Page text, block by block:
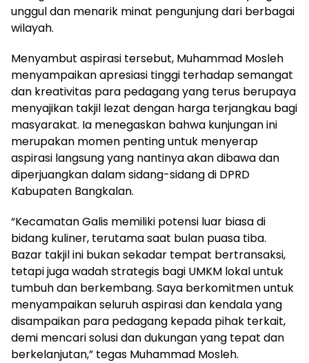
unggul dan menarik minat pengunjung dari berbagai
wilayah.
Menyambut aspirasi tersebut, Muhammad Mosleh
menyampaikan apresiasi tinggi terhadap semangat
dan kreativitas para pedagang yang terus berupaya
menyajikan takjil lezat dengan harga terjangkau bagi
masyarakat. Ia menegaskan bahwa kunjungan ini
merupakan momen penting untuk menyerap
aspirasi langsung yang nantinya akan dibawa dan
diperjuangkan dalam sidang-sidang di DPRD
Kabupaten Bangkalan.
“Kecamatan Galis memiliki potensi luar biasa di
bidang kuliner, terutama saat bulan puasa tiba.
Bazar takjil ini bukan sekadar tempat bertransaksi,
tetapi juga wadah strategis bagi UMKM lokal untuk
tumbuh dan berkembang. Saya berkomitmen untuk
menyampaikan seluruh aspirasi dan kendala yang
disampaikan para pedagang kepada pihak terkait,
demi mencari solusi dan dukungan yang tepat dan
berkelanjutan,” tegas Muhammad Mosleh.